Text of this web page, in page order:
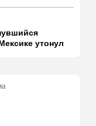
утонул